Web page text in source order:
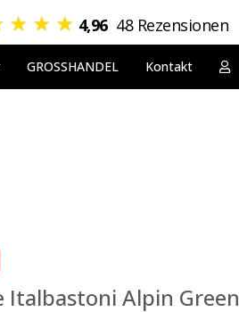
★ ★ ★ 4,96 48 Rezensionen
GROSSHANDEL Kontakt
Italbastoni Alpin Green